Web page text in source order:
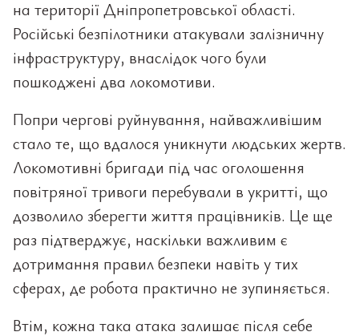
на території Дніпропетровської області.
Російські безпілотники атакували залізничну
інфраструктуру, внаслідок чого були
пошкоджені два локомотиви.
Попри чергові руйнування, найважливішим
стало те, що вдалося уникнути людських жертв.
Локомотивні бригади під час оголошення
повітряної тривоги перебували в укритті, що
дозволило зберегти життя працівників. Це ще
раз підтверджує, наскільки важливим є
дотримання правил безпеки навіть у тих
сферах, де робота практично не зупиняється.
Втім, кожна така атака залишає після себе